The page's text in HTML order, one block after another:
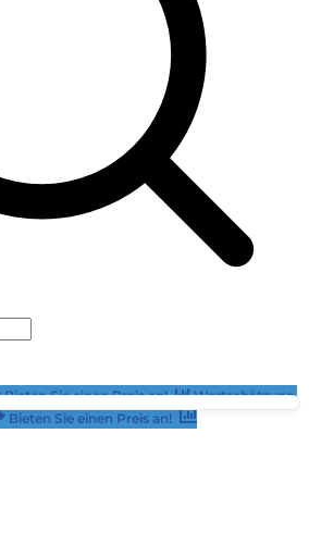
Bieten Sie einen Preis an!
Wertschätzung
Bieten Sie einen Preis an!